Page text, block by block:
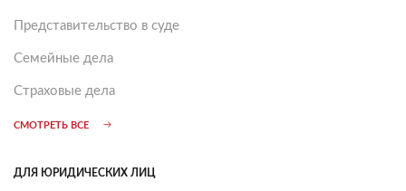
Представительство в суде
Семейные дела
Страховые дела
СМОТРЕТЬ ВСЕ
ДЛЯ ЮРИДИЧЕСКИХ ЛИЦ